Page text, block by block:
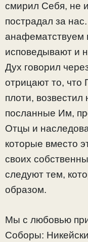
смирил Себя, не
пострадал за
анафематствуем
исповедывают и
Дух говорил
отрицают то, что
плоти,
посланные Им,
Отцы и
которые вместо
своих
следуют тем,
образом.
Мы с любовью
Соборы: